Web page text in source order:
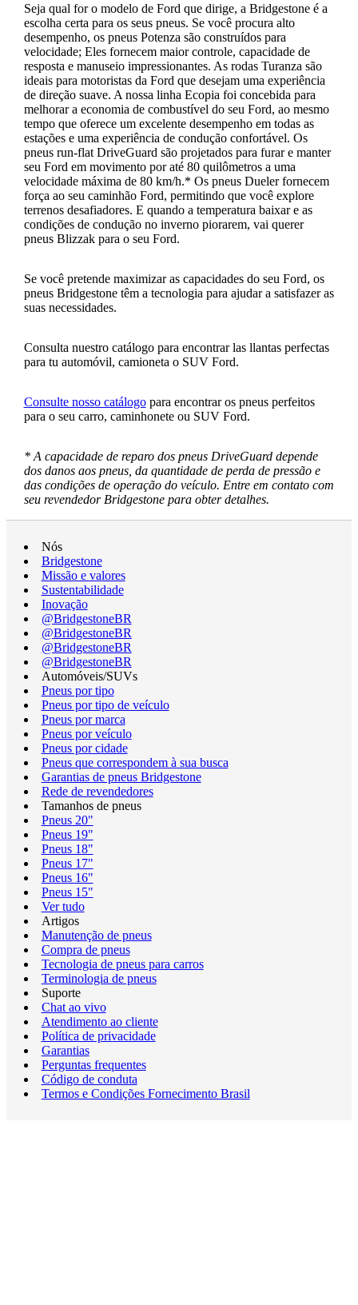
Seja qual for o modelo de Ford que dirige, a Bridgestone é a
escolha certa para os seus pneus. Se você procura alto
desempenho, os pneus Potenza são construídos para
velocidade; Eles fornecem maior controle, capacidade de
resposta e manuseio impressionantes. As rodas Turanza são
ideais para motoristas da Ford que desejam uma experiência
de direção suave. A nossa linha Ecopia foi concebida para
melhorar a economia de combustível do seu Ford, ao mesmo
tempo que oferece um excelente desempenho em todas as
estações e uma experiência de condução confortável. Os
pneus run-flat DriveGuard são projetados para furar e manter
seu Ford em movimento por até 80 quilômetros a uma
velocidade máxima de 80 km/h.* Os pneus Dueler fornecem
força ao seu caminhão Ford, permitindo que você explore
terrenos desafiadores. E quando a temperatura baixar e as
condições de condução no inverno piorarem, vai querer
pneus Blizzak para o seu Ford.
Se você pretende maximizar as capacidades do seu Ford, os
pneus Bridgestone têm a tecnologia para ajudar a satisfazer as
suas necessidades.
Consulta nuestro catálogo para encontrar las llantas perfectas
para tu automóvil, camioneta o SUV Ford.
Consulte nosso catálogopara encontrar os pneus perfeitos
para o seu carro, caminhonete ou SUV Ford.
* A capacidade de reparo dos pneus DriveGuard depende
dos danos aos pneus, da quantidade de perda de pressão e
das condições de operação do veículo. Entre em contato com
seu revendedor Bridgestone para obter detalhes.
Nós
Bridgestone
Missão e valores
Sustentabilidade
Inovação
@BridgestoneBR
@BridgestoneBR
@BridgestoneBR
@BridgestoneBR
Automóveis/SUVs
Pneus por tipo
Pneus por tipo de veículo
Pneus por marca
Pneus por veículo
Pneus por cidade
Pneus que correspondem à sua busca
Garantias de pneus Bridgestone
Rede de revendedores
Tamanhos de pneus
Pneus 20"
Pneus 19"
Pneus 18"
Pneus 17"
Pneus 16"
Pneus 15"
Ver tudo
Artigos
Manutenção de pneus
Compra de pneus
Tecnologia de pneus para carros
Terminologia de pneus
Suporte
Chat ao vivo
Atendimento ao cliente
Política de privacidade
Garantias
Perguntas frequentes
Código de conduta
Termos e Condições Fornecimento Brasil